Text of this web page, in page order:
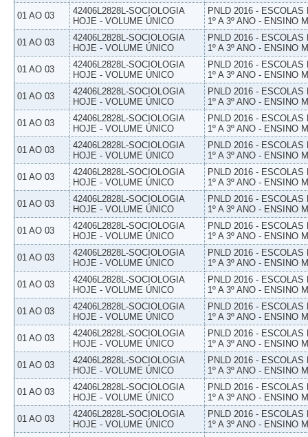
01 AO 03
42406L2828L-SOCIOLOGIA
HOJE - VOLUME ÚNICO
PNLD 2016 -
1º A 3º ANO - ENSINO
01 AO 03
42406L2828L-SOCIOLOGIA
HOJE - VOLUME ÚNICO
PNLD 2016 -
1º A 3º ANO - ENSINO
01 AO 03
42406L2828L-SOCIOLOGIA
HOJE - VOLUME ÚNICO
PNLD 2016 -
1º A 3º ANO - ENSINO
01 AO 03
42406L2828L-SOCIOLOGIA
HOJE - VOLUME ÚNICO
PNLD 2016 -
1º A 3º ANO - ENSINO
01 AO 03
42406L2828L-SOCIOLOGIA
HOJE - VOLUME ÚNICO
PNLD 2016 -
1º A 3º ANO - ENSINO
01 AO 03
42406L2828L-SOCIOLOGIA
HOJE - VOLUME ÚNICO
PNLD 2016 -
1º A 3º ANO - ENSINO
01 AO 03
42406L2828L-SOCIOLOGIA
HOJE - VOLUME ÚNICO
PNLD 2016 -
1º A 3º ANO - ENSINO
01 AO 03
42406L2828L-SOCIOLOGIA
HOJE - VOLUME ÚNICO
PNLD 2016 -
1º A 3º ANO - ENSINO
01 AO 03
42406L2828L-SOCIOLOGIA
HOJE - VOLUME ÚNICO
PNLD 2016 -
1º A 3º ANO - ENSINO
01 AO 03
42406L2828L-SOCIOLOGIA
HOJE - VOLUME ÚNICO
PNLD 2016 -
1º A 3º ANO - ENSINO
01 AO 03
42406L2828L-SOCIOLOGIA
HOJE - VOLUME ÚNICO
PNLD 2016 -
1º A 3º ANO - ENSINO
01 AO 03
42406L2828L-SOCIOLOGIA
HOJE - VOLUME ÚNICO
PNLD 2016 -
1º A 3º ANO - ENSINO
01 AO 03
42406L2828L-SOCIOLOGIA
HOJE - VOLUME ÚNICO
PNLD 2016 -
1º A 3º ANO - ENSINO
01 AO 03
42406L2828L-SOCIOLOGIA
HOJE - VOLUME ÚNICO
PNLD 2016 -
1º A 3º ANO - ENSINO
01 AO 03
42406L2828L-SOCIOLOGIA
HOJE - VOLUME ÚNICO
PNLD 2016 -
1º A 3º ANO - ENSINO
01 AO 03
42406L2828L-SOCIOLOGIA
HOJE - VOLUME ÚNICO
PNLD 2016 -
1º A 3º ANO - ENSINO